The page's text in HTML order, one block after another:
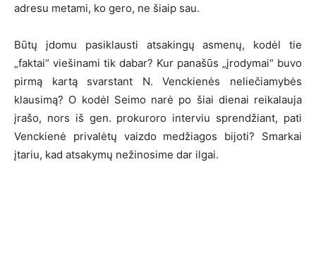
adresu metami, ko gero, ne šiaip sau.
Būtų įdomu pasiklausti atsakingų asmenų, kodėl tie
„faktai“ viešinami tik dabar? Kur panašūs „įrodymai“ buvo
pirmą kartą svarstant N. Venckienės neliečiamybės
klausimą? O kodėl Seimo narė po šiai dienai reikalauja
įrašo, nors iš gen. prokuroro interviu sprendžiant, pati
Venckienė privalėtų vaizdo medžiagos bijoti? Smarkai
įtariu, kad atsakymų nežinosime dar ilgai.